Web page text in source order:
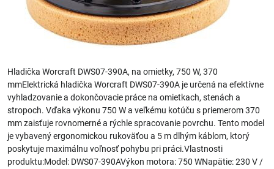
Hladička Worcraft DWS07-390A, na omietky, 750 W, 370
mmElektrická hladička Worcraft DWS07-390A je určená na efektívne
vyhladzovanie a dokončovacie práce na omietkach, stenách a
stropoch. Vďaka výkonu 750 W a veľkému kotúču s priemerom 370
mm zaisťuje rovnomerné a rýchle spracovanie povrchu. Tento model
je vybavený ergonomickou rukoväťou a 5 m dlhým káblom, ktorý
poskytuje maximálnu voľnosť pohybu pri práci.Vlastnosti
produktu:Model: DWS07-390AVýkon motora: 750 WNapätie: 230 V /